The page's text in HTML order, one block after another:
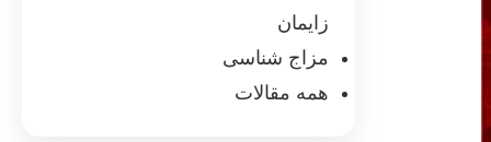
زایمان
مزاج شناسی
همه مقالات